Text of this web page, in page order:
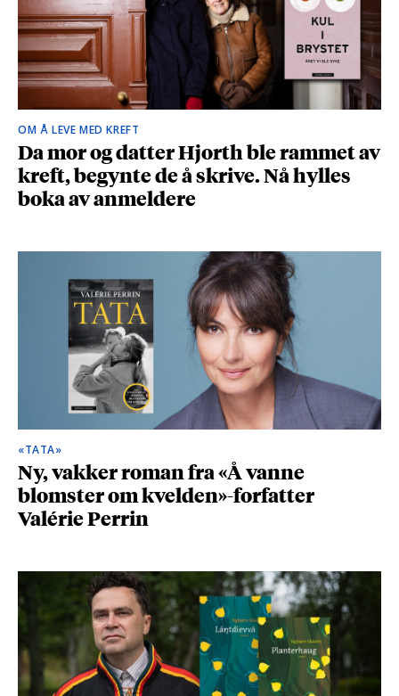
OM Å LEVE MED KREFT
Da mor og datter Hjorth ble rammet av
kreft, begynte de å skrive. Nå hylles
boka av anmeldere
«TATA»
Ny, vakker roman fra «Å vanne
blomster om kvelden»-forfatter
Valérie Perrin